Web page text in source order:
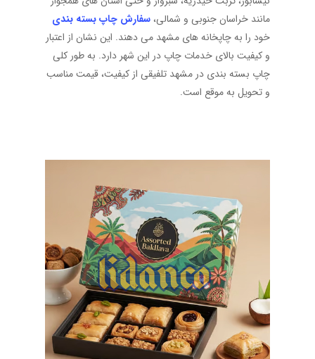
مانند خراسان جنوبی و شمالی، سفارش چاپ بسته بندی
خود را به چاپخانه های مشهد می دهند. این نشان از اعتبار
و کیفیت بالای خدمات چاپ در این شهر دارد. به طور کلی
چاپ بسته بندی در مشهد تلفیقی از کیفیت، قیمت مناسب
و تحویل به موقع است.